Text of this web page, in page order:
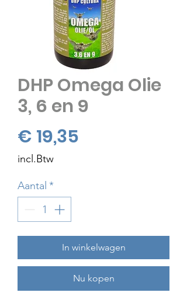
DHP Omega Olie
3, 6 en 9
€ 19,35
incl.Btw
Aantal *
In winkelwagen
Nu kopen